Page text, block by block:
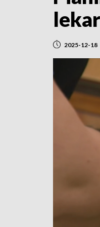
2025-12-18